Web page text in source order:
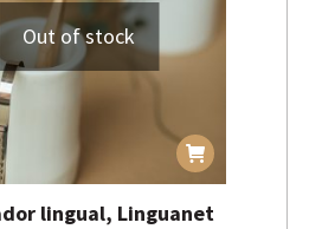
Out of stock
lingual, Linguanet